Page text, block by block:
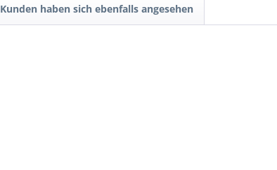
Kunden haben sich ebenfalls angesehen